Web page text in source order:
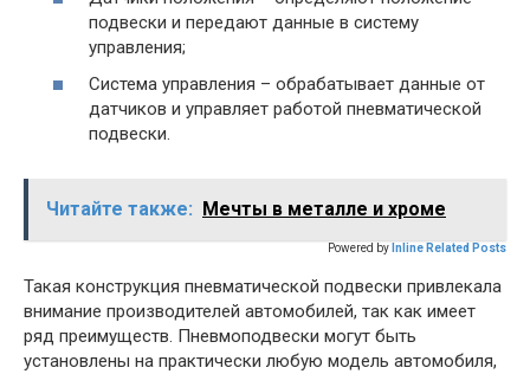
подвески и передают данные в систему
управления;
Система управления – обрабатывает данные от
датчиков и управляет работой пневматической
подвески.
Читайте также: Мечты в металле и хроме
Powered by Inline Related Posts
Такая конструкция пневматической подвески привлекала
внимание производителей автомобилей, так как имеет
ряд преимуществ. Пневмоподвески могут быть
установлены на практически любую модель автомобиля,